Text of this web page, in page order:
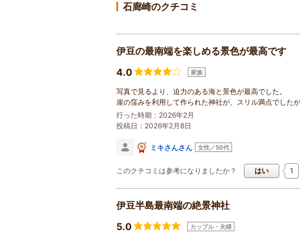
石廊崎のクチコミ
伊豆の最南端を楽しめる景色が最高です
4.0
家族
写真で見るより、迫力のある海と景色が最高でした。
崖の窪みを利用して作られた神社が、スリル満点でした
行った時期：2026年2月
投稿日：2026年2月8日
ミキさんさん 女性／50代
このクチコミは参考になりましたか？ 1
はい
伊豆半島最南端の絶景神社
5.0
カップル・夫婦